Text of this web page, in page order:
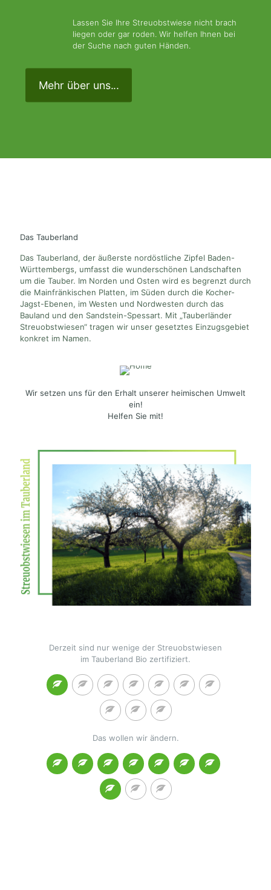
Lassen Sie Ihre Streuobstwiese nicht brach
liegen oder gar roden. Wir helfen Ihnen bei
der Suche nach guten Händen.
Mehr über uns...
Das Tauberland
Das Tauberland, der äußerste nordöstliche Zipfel Baden-
Württembergs, umfasst die wunderschönen Landschaften
um die Tauber. Im Norden und Osten wird es begrenzt durch
die Mainfränkischen Platten, im Süden durch die Kocher-
Jagst-Ebenen, im Westen und Nordwesten durch das
Bauland und den Sandstein-Spessart. Mit „Tauberländer
Streuobstwiesen“ tragen wir unser gesetztes Einzugsgebiet
konkret im Namen.
Wir setzen uns für den Erhalt unserer heimischen Umwelt
ein!
Helfen Sie mit!
Derzeit sind nur wenige der Streuobstwiesen
im Tauberland Bio zertifiziert.
Das wollen wir ändern.